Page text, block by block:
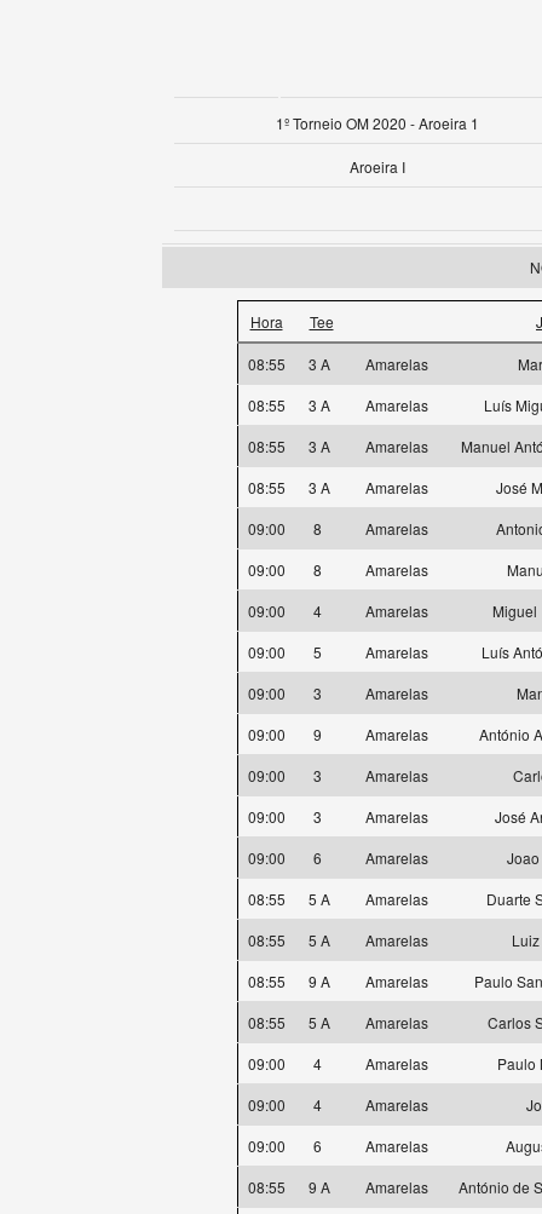
1º Torneio OM 2020 - Aroeira 1
Aroeira I
Hora Tee
08:55 3 A Amarelas
08:55
3 A Amarelas
Luís
08:55
3 A Amarelas
Manuel
08:55
3 A Amarelas
José
09:00
8 Amarelas
09:00
8 Amarelas
09:00
4 Amarelas
Miguel
09:00
5 Amarelas
Luís
09:00
3 Amarelas
09:00
9 Amarelas
António
09:00
3 Amarelas
09:00
3 Amarelas
José
09:00
6 Amarelas
08:55
5 A Amarelas
Duarte
08:55
5 A Amarelas
08:55
9 A Amarelas
Paulo
08:55
5 A Amarelas
Carlos
09:00
4 Amarelas
Paulo
09:00
4 Amarelas
09:00
6 Amarelas
08:55
9 A Amarelas
António de